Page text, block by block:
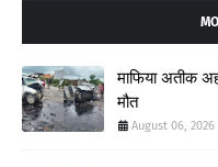
माफिया अतीक
मौत
August 06, 2026